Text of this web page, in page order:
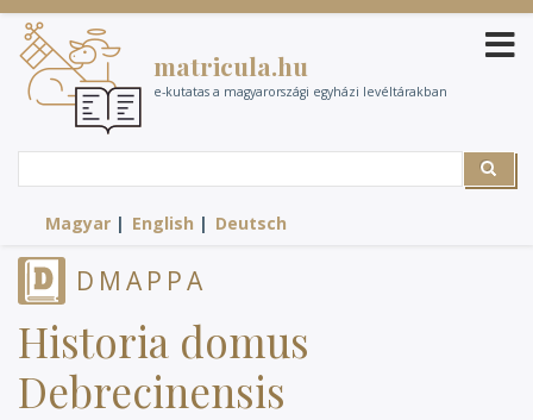
Ugrás
tartalomra
matricula.hu
e-kutatas a magyarországi egyházi levéltárakban
Search
Magyar English Deutsch
DMAPPA
Historia domus
Debrecinensis